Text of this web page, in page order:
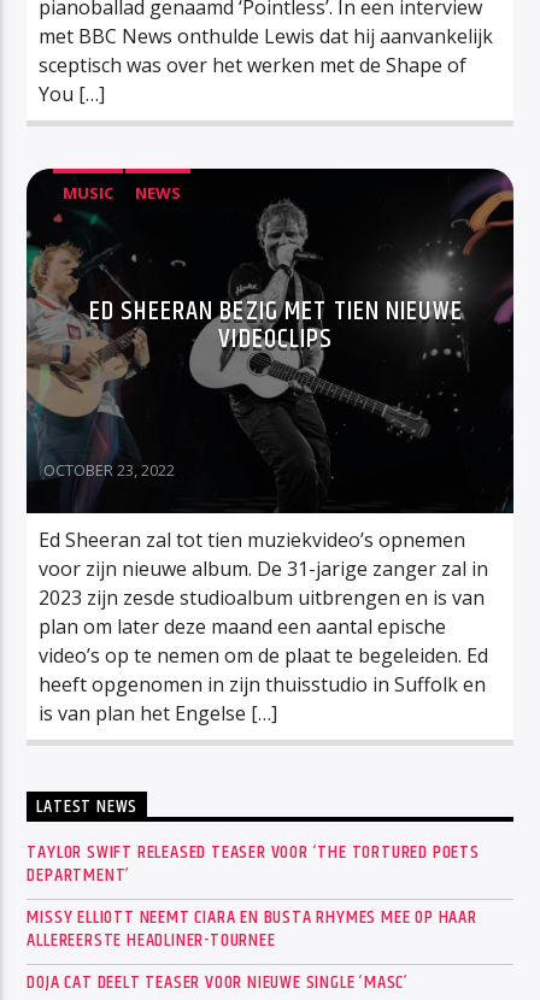
pianoballad genaamd ‘Pointless’. In een interview
met BBC News onthulde Lewis dat hij aanvankelijk
sceptisch was over het werken met de Shape of
You […]
MUSIC NEWS
ED SHEERAN BEZIG MET TIEN NIEUWE
VIDEOCLIPS
OCTOBER 23, 2022
Ed Sheeran zal tot tien muziekvideo’s opnemen
voor zijn nieuwe album. De 31-jarige zanger zal in
2023 zijn zesde studioalbum uitbrengen en is van
plan om later deze maand een aantal epische
video’s op te nemen om de plaat te begeleiden. Ed
heeft opgenomen in zijn thuisstudio in Suffolk en
is van plan het Engelse […]
LATEST NEWS
TAYLOR SWIFT RELEASED TEASER VOOR ‘THE TORTURED POETS
DEPARTMENT’
MISSY ELLIOTT NEEMT CIARA EN BUSTA RHYMES MEE OP HAAR
ALLEREERSTE HEADLINER-TOURNEE
DOJA CAT DEELT TEASER VOOR NIEUWE SINGLE ‘MASC’